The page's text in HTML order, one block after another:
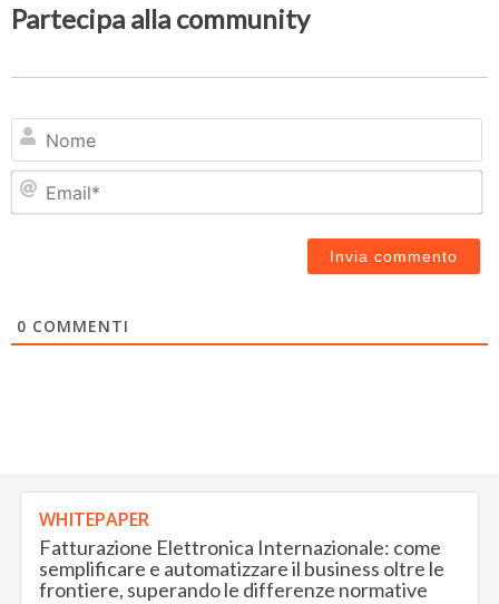
Partecipa alla community
0 COMMENTI
WHITEPAPER
Fatturazione Elettronica Internazionale: come
semplificare e automatizzare il business oltre le
frontiere, superando le differenze normative